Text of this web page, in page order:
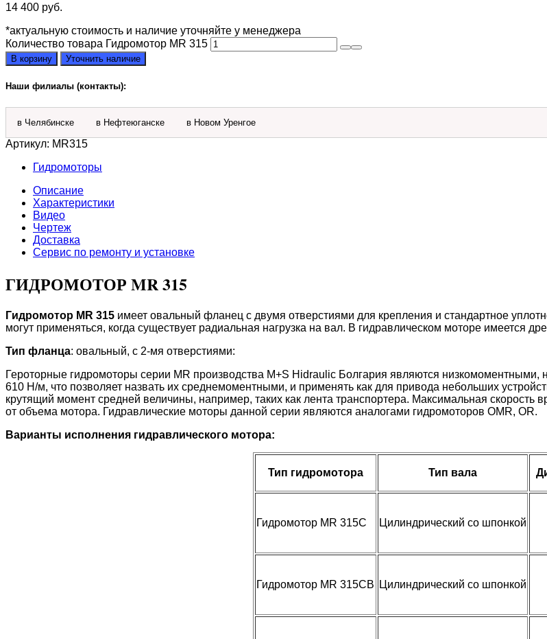
14 400 руб.
*актуальную стоимость и наличие уточняйте у менеджера
Количество товара Гидромотор MR 315
В корзину Уточнить наличие
Наши филиалы (контакты):
в Челябинске в Нефтеюганске в Новом Уренгое
Артикул: MR315
Гидромоторы
Описание
Характеристики
Видео
Чертеж
Доставка
Сервис по ремонту и установке
ГИДРОМОТОР MR 315
Гидромотор MR 315 имеет овальный фланец с двумя отверстиями для крепления и стандартное
могут применяться, когда существует радиальная нагрузка на вал. В гидравлическом моторе имеется
Тип фланца: овальный, с 2-мя отверстиями:
Героторные гидромоторы серии MR производства M+S Hidraulic Болгария являются
610 Н/м, что позволяет назвать их среднемоментными, и применять как для привода небольших
крутящий момент средней величины, например, таких как лента транспортера. Максимальная
от объема мотора. Гидравлические моторы данной серии являются аналогами гидромоторов OMR, OR.
Варианты исполнения гидравлического мотора:
Тип гидромотора Тип вала
Гидромотор MR 315C Цилиндрический со шпонкой
Гидромотор MR 315CB Цилиндрический со шпонкой